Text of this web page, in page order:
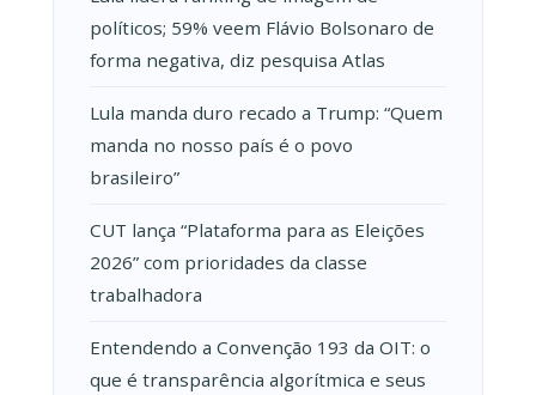
políticos; 59% veem Flávio Bolsonaro de
forma negativa, diz pesquisa Atlas
Lula manda duro recado a Trump: “Quem
manda no nosso país é o povo
brasileiro”
CUT lança “Plataforma para as Eleições
2026” com prioridades da classe
trabalhadora
Entendendo a Convenção 193 da OIT: o
que é transparência algorítmica e seus